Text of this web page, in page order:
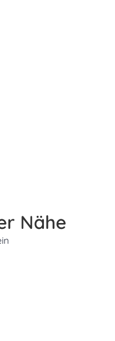
Nähe